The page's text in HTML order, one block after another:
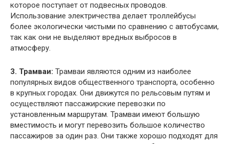
которое поступает от подвесных проводов.
Использование электричества делает троллейбусы
более экологически чистыми по сравнению с автобусами,
так как они не выделяют вредных выбросов в
атмосферу.
3. Трамваи: Трамваи являются одним из наиболее
популярных видов общественного транспорта, особенно
в крупных городах. Они движутся по рельсовым путям и
осуществляют пассажирские перевозки по
установленным маршрутам. Трамваи имеют большую
вместимость и могут перевозить большое количество
пассажиров за один раз. Они также хорошо подходят для